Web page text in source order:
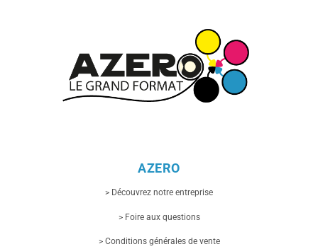
AZERO
> Découvrez notre entreprise
> Foire aux questions
> Conditions générales de vente